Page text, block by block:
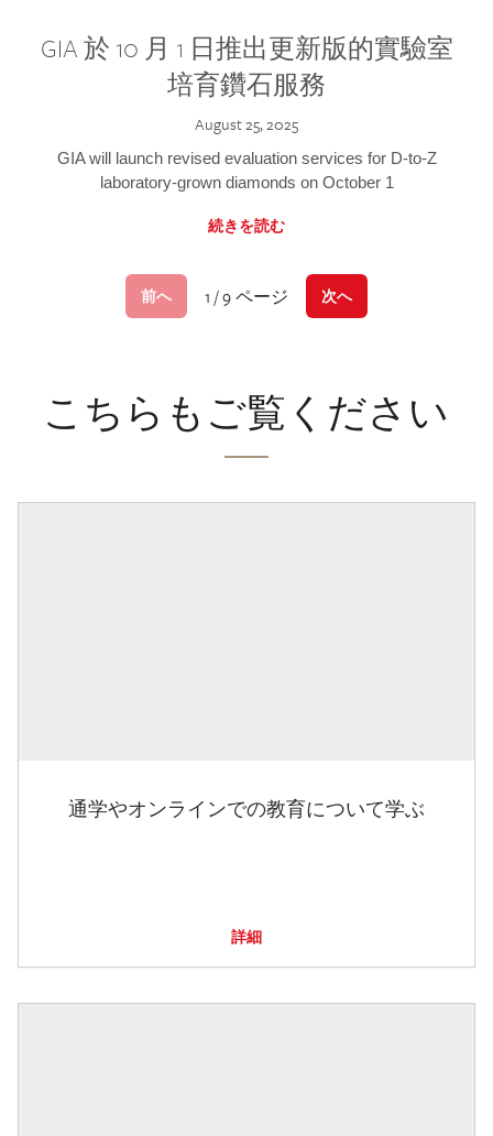
GIA 於 10 月 1 日推出更新版的實驗室
培育鑽石服務
August 25, 2025
GIA will launch revised evaluation services for D-to-Z
laboratory-grown diamonds on October 1
続きを読む
前へ 1 / 9 ページ 次へ
こちらもご覧ください
通学やオンラインでの教育について学ぶ
詳細